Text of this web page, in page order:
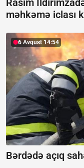
Rasim
məhkəmə iclası
6 Avqust 14:54
Bərdədə açıq